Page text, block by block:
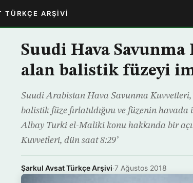
TÜRKÇE ARŞIVI
Suudi Hava Savunma
alan balistik füzeyi
Suudi Arabistan Hava Savunma
balistik füze fırlatıldığını ve füzenin
Albay Turki el-Maliki konu hakkında bir
Kuvvetleri, dün saat 8:29’
Şarkul Avsat Türkçe Arşivi·7 Ağustos 2018